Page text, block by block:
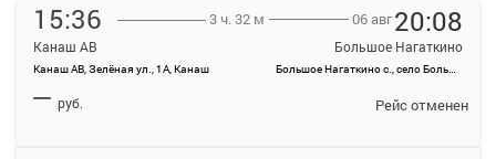
15:36
Канаш АВ
Канаш АВ, Зелёная ул., 1А, Канаш
3 ч. 32 м 06 авг20:08
Большое Нагаткино
Большое Нагаткино с., село Большое Нагаткино, Россия
— руб. Рейс отменен